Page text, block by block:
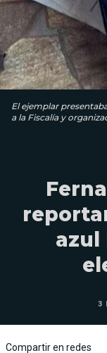
El ejemplar
a la Fiscalía y
azul
3
Compartir en redes